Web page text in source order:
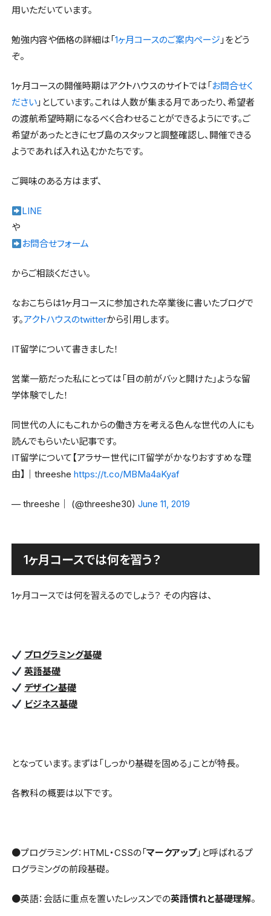
用いただいています。
勉強内容や価格の詳細は「1ヶ月コースのご案内ページ 」をどう
ぞ。
1ヶ月コースの開催時期はアクトハウスのサイトでは「お問合せく
ださい 」としています。これは人数が集まる月であったり、希望者
の渡航希望時期になるべく合わせることができるようにです。ご
希望があったときにセブ島のスタッフと調整確認し、開催できる
ようであれば入れ込むかたちです。
ご興味のある方はまず、
LINE
や
お問合せフォーム
からご相談ください。
なおこちらは1ヶ月コースに参加された卒業後に書いたブログで
す。アクトハウスのtwitterから引用します。
IT留学について書きました！
営業一筋だった私にとっては「目の前がバッと開けた」ような留
学体験でした！
同世代の人にもこれからの働き方を考える色んな世代の人にも
読んでもらいたい記事です。
IT留学について【アラサー世代にIT留学がかなりおすすめな理
由】｜threeshehttps://t.co/MBMa4aKyaf
— threeshe｜ (@threeshe30)June 11, 2019
1ヶ月コースでは何を習う？
1ヶ月コースでは何を習えるのでしょう？ その内容は、
プログラミング基礎
英語基礎
デザイン基礎
ビジネス基礎
となっています。まずは「しっかり基礎を固める」ことが特長。
各教科の概要は以下です。
●プログラミング：HTML・CSSの「マークアップ」と呼ばれるプ
ログラミングの前段基礎。
●英語：会話に重点を置いたレッスンでの英語慣れと基礎理解。